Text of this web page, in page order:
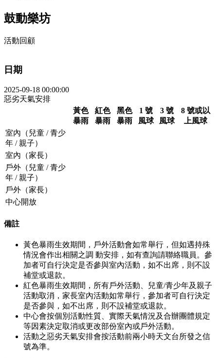
鼓動樂坊
活動回顧
日期
2025-09-18 00:00:00
惡劣天氣安排
黃色
暴雨
紅色
暴雨
黑色
暴雨
1 號
風球
3 號
風球
8 號或以
上風球
室內（兒童 / 青少
年 / 親子）
室內（家長）
戶外（兒童 / 青少
年 / 親子）
戶外（家長）
中心開放
備註
黃色暴雨生效期間，戶外活動會如常舉行，但如遇持殊
情況會作出相關之調 動安排，如有查詢請聯絡職員。參
加者可自行決定是否參與室內活動，如不出席，則不設
補堂或退款。
紅色暴雨生效期間，所有戶外活動、兒童/青少年及親子
活動取消，家長室內活動如常舉行，參加者可自行決定
是否參與，如不出席，則不設補堂或退款。
中心會按個別活動性質、實際天氣情況及合辦團體規定
等因素決定取消或更改部份室內或戶外活動。
活動之惡劣天氣安排會按活動前兩小時天文台所發之信
號為準。